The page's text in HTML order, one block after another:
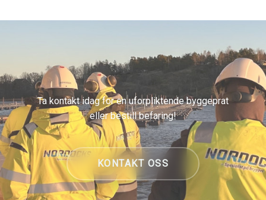
Ta kontakt idag for en uforpliktende byggeprat
eller bestill befaring!
KONTAKT OSS